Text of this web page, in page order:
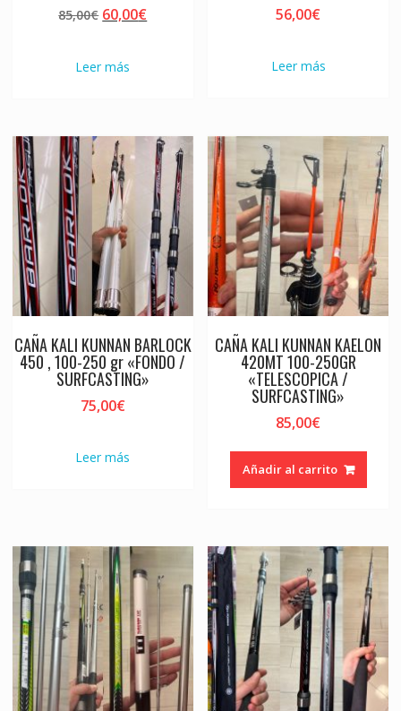
85,00€ El
era:
60,00€El
Leer más
56,00€
Leer más
CAÑA KALI KUNNAN BARLOCK
450 , 100-250 gr «FONDO /
SURFCASTING»
75,00€
Leer más
CAÑA KALI KUNNAN KAELON
420MT 100-250GR
«TELESCOPICA /
SURFCASTING»
85,00€
Añadir al carrito